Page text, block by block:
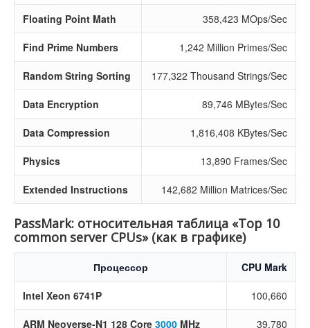
Floating Point Math 358,423 MOps/Sec
Find Prime Numbers 1,242 Million Primes/Sec
Random String Sorting 177,322 Thousand Strings/Sec
Data Encryption 89,746 MBytes/Sec
Data Compression 1,816,408 KBytes/Sec
Physics 13,890 Frames/Sec
Extended Instructions 142,682 Million Matrices/Sec
PassMark: относительная таблица «Top 10
common server CPUs» (как в графике)
Процессор CPU Mark
Intel Xeon 6741P 100,660
ARM Neoverse-N1 128 Core 3000 MHz 39,780